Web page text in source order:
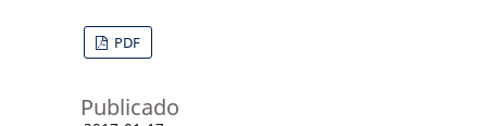
PDF
Publicado